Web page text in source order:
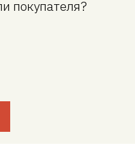
покупателя?